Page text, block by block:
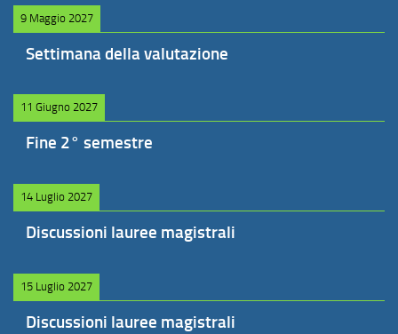
9 Maggio 2027
Settimana della valutazione
11 Giugno 2027
Fine 2° semestre
14 Luglio 2027
Discussioni lauree magistrali
15 Luglio 2027
Discussioni lauree magistrali